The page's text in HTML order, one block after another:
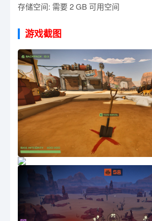
存储空间: 需要 2 GB 可用空间
游戏截图